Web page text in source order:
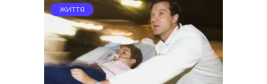
ЖИТТЯ